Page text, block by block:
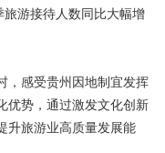
旅游接待人数同比大幅增
，感受贵州因地制宜发挥
优势，通过激发文化创新
升旅游业高质量发展能